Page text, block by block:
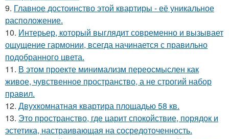
9. Главное достоинство этой квартиры - её уникальное
расположение.
10. Интерьер, который выглядит современно и вызывает
ощущение гармонии, всегда начинается с правильно
подобранного цвета.
11. В этом проекте минимализм переосмыслен как
живое, чувственное пространство, а не строгий набор
правил.
12. Двухкомнатная квартира площадью 58 кв.
13. Это пространство, где царит спокойствие, порядок и
эстетика, настраивающая на сосредоточенность.